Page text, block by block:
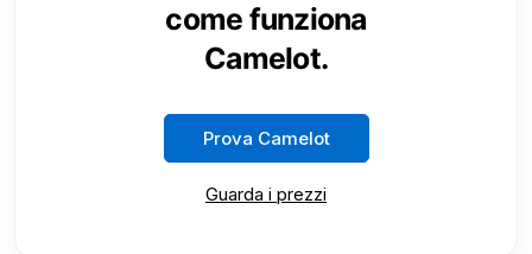
come funziona
Camelot.
Prova Camelot
Guarda i prezzi